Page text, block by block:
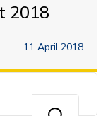
2018
11 April 2018